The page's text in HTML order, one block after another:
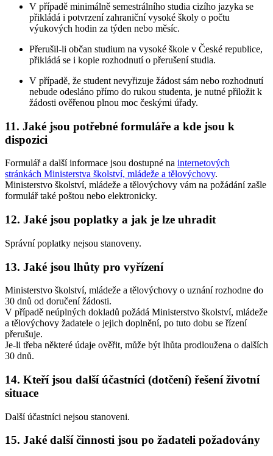
V případě minimálně semestrálního studia cizího jazyka se
přikládá i potvrzení zahraniční vysoké školy o počtu
výukových hodin za týden nebo měsíc.
Přerušil-li občan studium na vysoké škole v České republice,
přikládá se i kopie rozhodnutí o přerušení studia.
V případě, že student nevyřizuje žádost sám nebo rozhodnutí
nebude odesláno přímo do rukou studenta, je nutné přiložit k
žádosti ověřenou plnou moc českými úřady.
11. Jaké jsou potřebné formuláře a kde jsou k
dispozici
Formulář a další informace jsou dostupné na internetových
stránkách Ministerstva školství, mládeže a tělovýchovy.
Ministerstvo školství, mládeže a tělovýchovy vám na požádání zašle
formulář také poštou nebo elektronicky.
12. Jaké jsou poplatky a jak je lze uhradit
Správní poplatky nejsou stanoveny.
13. Jaké jsou lhůty pro vyřízení
Ministerstvo školství, mládeže a tělovýchovy o uznání rozhodne do
30 dnů od doručení žádosti.
V případě neúplných dokladů požádá Ministerstvo školství, mládeže
a tělovýchovy žadatele o jejich doplnění, po tuto dobu se řízení
přerušuje.
Je-li třeba některé údaje ověřit, může být lhůta prodloužena o dalších
30 dnů.
14. Kteří jsou další účastníci (dotčení) řešení životní
situace
Další účastníci nejsou stanoveni.
15. Jaké další činnosti jsou po žadateli požadovány